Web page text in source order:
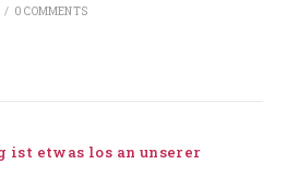
/ 0 COMMENTS
ist etwas los an unserer